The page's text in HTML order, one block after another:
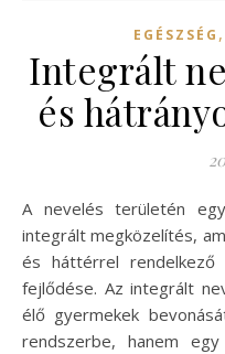
EGÉSZSÉG ,
Integrált
és
A nevelés területén egyre nagyobb figyelmet kap az
integrált megközelítés,
és háttérrel rendelkező
fejlődése. Az integrált
élő gyermekek
rendszerbe, hanem